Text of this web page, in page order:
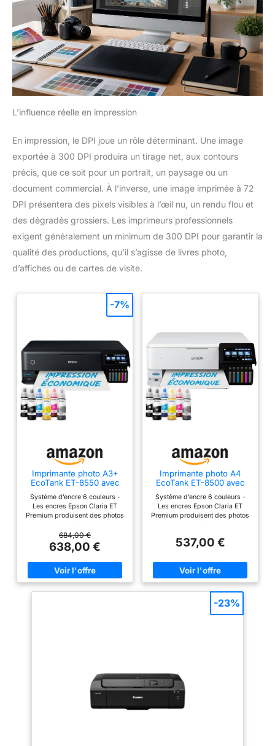
L’influence réelle en impression
En impression, le DPI joue un rôle déterminant. Une image
exportée à 300 DPI produira un tirage net, aux contours
précis, que ce soit pour un portrait, un paysage ou un
document commercial. À l’inverse, une image imprimée à 72
DPI présentera des pixels visibles à l’œil nu, un rendu flou et
des dégradés grossiers. Les imprimeurs professionnels
exigent généralement un minimum de 300 DPI pour garantir la
qualité des productions, qu’il s’agisse de livres photo,
d’affiches ou de cartes de visite.
Imprimante photo A3+
EcoTank ET-8550 avec
Système d’encre 6 couleurs -
Les encres Epson Claria ET
Premium produisent des photos
jusqu’au format A3+, ainsi que
des photos en noir et blanc
exceptionnelles avec l’encre
grise supplémentaire - L’encre
pigmentaire noire est idéale
pour l’impression de textes nets
épargne les difficultés
associées aux autres systèmes
de réservoirs d’encre lorsqu’il
est temps de les recharger
Flexibilité moderne - Grâce à sa
684,00 €
638,00 €
-7%
Imprimante photo A4
EcoTank ET-8500 avec
Système d’encre 6 couleurs -
Les encres Epson Claria ET
Premium produisent des photos
des photos en noir et blanc
grise supplémentaire - L’encre
pigmentaire noire est idéale
pour l’impression de textes nets
temps et économies - Cette
imprimante économique vous
permet d’imprimer jusqu’à 2
épargne les difficultés
associées aux autres systèmes
de réservoirs d’encre lorsqu’il
est temps de les recharger
Flexibilité moderne - Grâce à sa
537,00 €
-23%